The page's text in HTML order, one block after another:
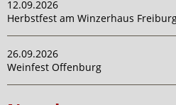
12.09.2026
Herbstfest am Winzerhaus
26.09.2026
Weinfest Offenburg